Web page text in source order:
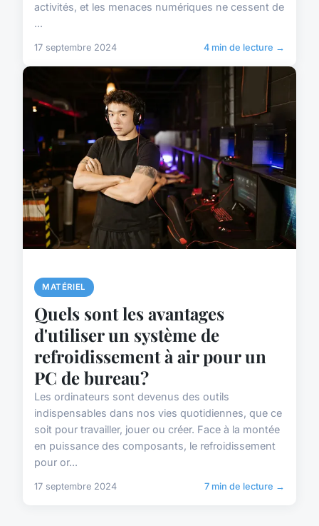
activités, et les menaces numériques ne cessent de
...
17 septembre 2024 4 min de lecture →
MATÉRIEL
Quels sont les avantages
d'utiliser un système de
refroidissement à air pour un
PC de bureau?
Les ordinateurs sont devenus des outils
indispensables dans nos vies quotidiennes, que ce
soit pour travailler, jouer ou créer. Face à la montée
en puissance des composants, le refroidissement
pour or...
17 septembre 2024 7 min de lecture →